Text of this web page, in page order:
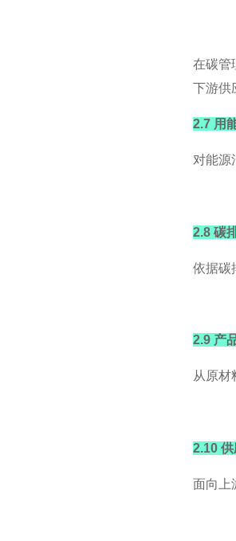
在碳管
下游供
2.7 用
对能源
2.8 碳
依据碳
2.9 产
从原材
2.10
面向上